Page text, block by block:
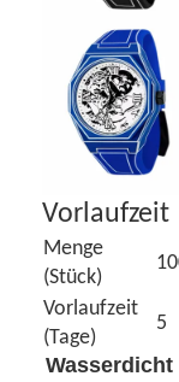
Vorlaufzeit
Menge
(Stück)
Vorlaufzeit
(Tage)
5